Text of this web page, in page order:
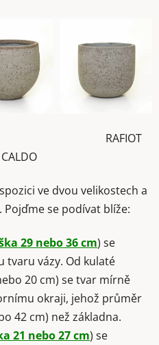
RAFIOT
ve dvou velikostech a
se podívat blíže:
29 nebo 36 cm) se
tvaru vázy. Od kulaté
20 cm) se tvar mírně
okraji, jehož průměr
42 cm) než základna.
21 nebo 27 cm) se